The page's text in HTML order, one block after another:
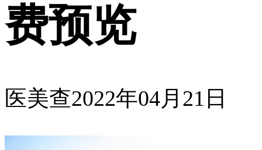
费预览
医美查2022年04月21日